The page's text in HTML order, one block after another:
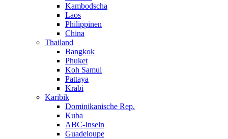
Kambodscha
Laos
Philippinen
China
Thailand
Bangkok
Phuket
Koh Samui
Pattaya
Krabi
Karibik
Dominikanische Rep.
Kuba
ABC-Inseln
Guadeloupe